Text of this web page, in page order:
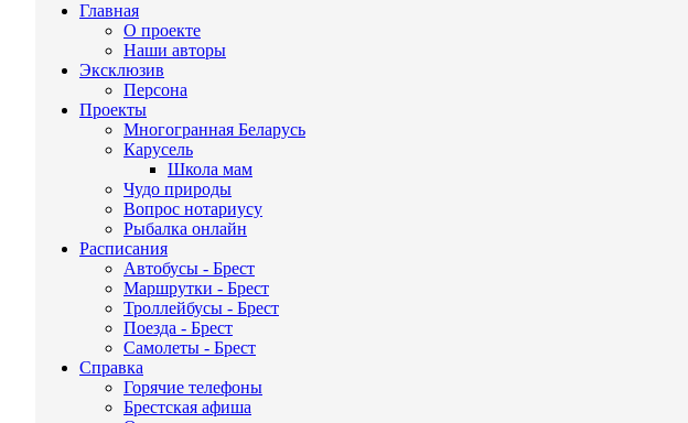
Главная
О проекте
Наши авторы
Эксклюзив
Персона
Проекты
Многогранная Беларусь
Карусель
Школа мам
Чудо природы
Вопрос нотариусу
Рыбалка онлайн
Расписания
Автобусы - Брест
Маршрутки - Брест
Троллейбусы - Брест
Поезда - Брест
Самолеты - Брест
Справка
Горячие телефоны
Брестская афиша